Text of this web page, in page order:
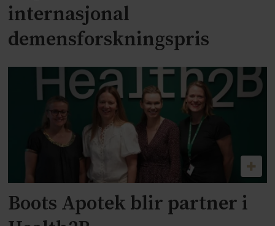
internasjonal
demensforskningspris
Boots Apotek blir partner i